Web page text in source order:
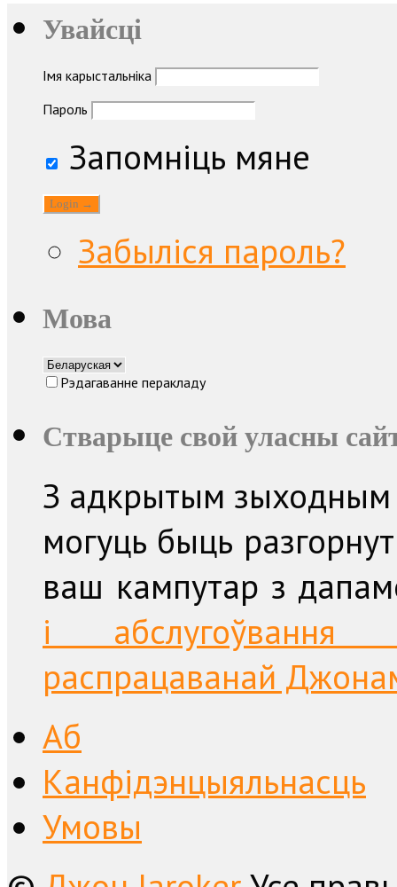
Увайсці
Імя карыстальніка
Пароль
Запомніць мяне
Забыліся пароль?
Мова
Рэдагаванне перакладу
Стварыце свой уласны
З адкрытым зыходным
могуць быць
ваш кампутар з
і абслугоўвання
распрацаванай
Аб
Канфідэнцыяльнасць
Умовы